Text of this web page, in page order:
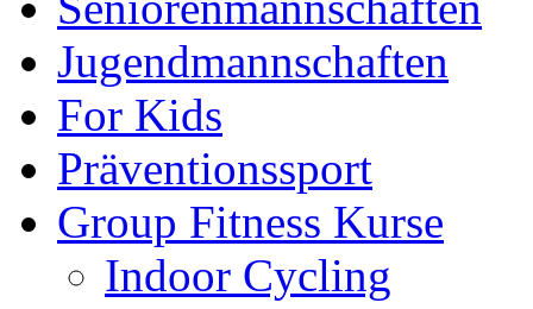
Jugendmannschaften
For Kids
Präventionssport
Group Fitness Kurse
Indoor Cycling